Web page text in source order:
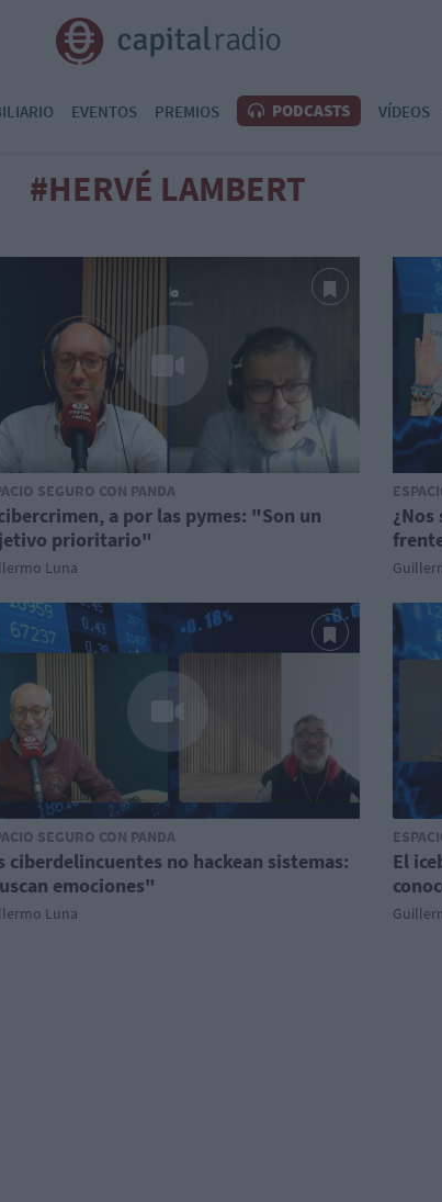
EVENTOS PREMIOS PODCASTS VÍDEOS
#HERVÉ LAMBERT
SEGURO CON PANDA
a por las pymes: "Son un
prioritario"
Luna
SEGURO CON PANDA
ciberdelincuentes no hackean sistemas:
emociones"
Luna
El